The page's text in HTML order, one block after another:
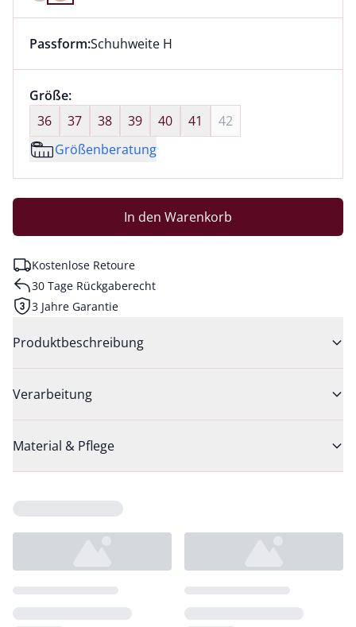
Dieser Artikel hat die Passform Schuhweite H. für
Passform:Schuhweite H
Größenauswahl:
Größe:nichts ausgewählt
36
37 38 39 40 41
42
Größenberatung
In den Warenkorb
Kostenlose Retoure
30 Tage Rückgaberecht
3 Jahre Garantie
Produktbeschreibung
Verarbeitung
Material & Pflege